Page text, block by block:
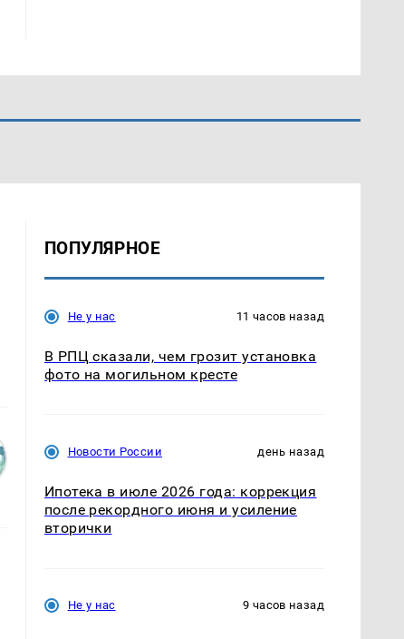
ПОПУЛЯРНОЕ
Не у нас 11 часов назад
В РПЦ сказали, чем грозит установка
фото на могильном кресте
Новости России день назад
Ипотека в июле 2026 года: коррекция
после рекордного июня и усиление
вторички
Не у нас 9 часов назад